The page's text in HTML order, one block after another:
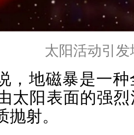
太阳活动引
，地磁暴是一
太阳表面的强
射。